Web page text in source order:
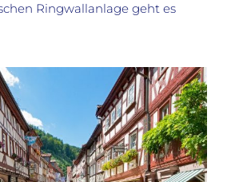
Ringwallanlage geht es